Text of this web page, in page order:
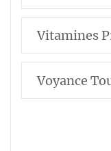
Vitamines
Voyance